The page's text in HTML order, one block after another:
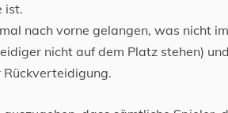
ist.
nach vorne gelangen, was nicht
nicht auf dem Platz stehen) und